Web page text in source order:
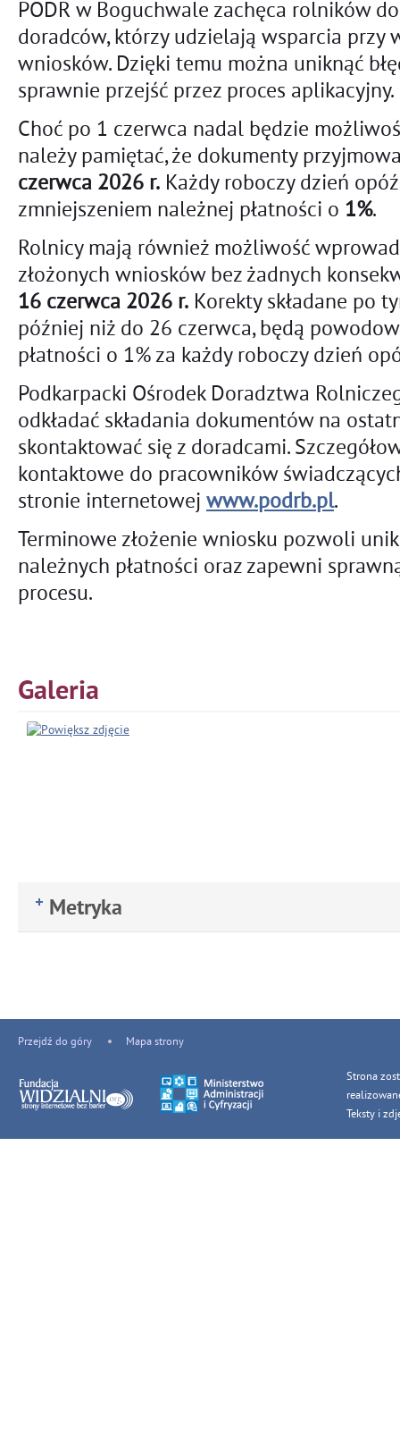
PODR w Boguchwale zachęca rolników
doradców, którzy udzielają wsparcia przy
wniosków. Dzięki temu można uniknąć
sprawnie przejść przez proces aplikacyjny.
Choć po 1 czerwca nadal będzie
należy pamiętać, że dokumenty
czerwca 2026 r. Każdy roboczy dzień
zmniejszeniem należnej płatności o 1%.
Rolnicy mają również możliwość
złożonych wniosków bez żadnych
16 czerwca 2026 r. Korekty składane po
później niż do 26 czerwca, będą
płatności o 1% za każdy roboczy dzień
Podkarpacki Ośrodek Doradztwa
odkładać składania dokumentów na
skontaktować się z doradcami.
kontaktowe do pracowników
stronie internetowej www.podrb.pl.
Terminowe złożenie wniosku pozwoli
należnych płatności oraz zapewni
procesu.
Galeria
Metryka
Przejdź do góry Mapa strony
Strona
Teksty i